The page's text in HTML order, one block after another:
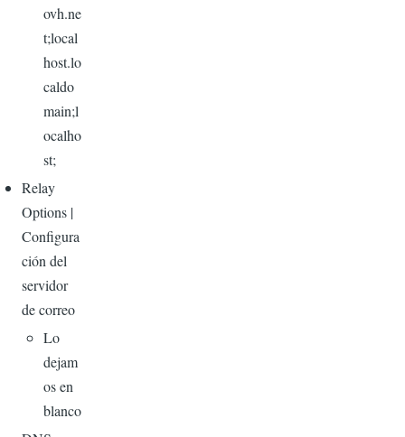
ovh.ne
t;local
host.lo
caldo
main;l
ocalho
st;
Relay
Options |
Configura
ción del
servidor
de correo
Lo
dejam
os en
blanco